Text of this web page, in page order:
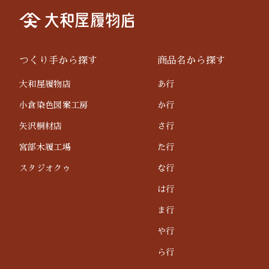
つくり手から探す
大和屋履物店
小倉染色図案工房
矢沢桐材店
宮部木履工場
スタジオクゥ
商品名から探す
あ行
か行
さ行
た行
な行
は行
ま行
や行
ら行